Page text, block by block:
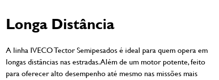
Longa Distância
A linha IVECO Tector Semipesados é ideal para quem opera em
longas distâncias nas estradas. Além de um motor potente, feito
para oferecer alto desempenho até mesmo nas missões mais